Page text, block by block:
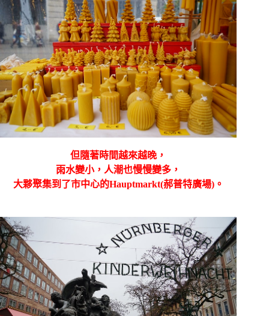
但隨著時間越來越晚，
雨水變小，人潮也慢慢變多，
大夥聚集到了市中心的Hauptmarkt(郝普特廣場)。